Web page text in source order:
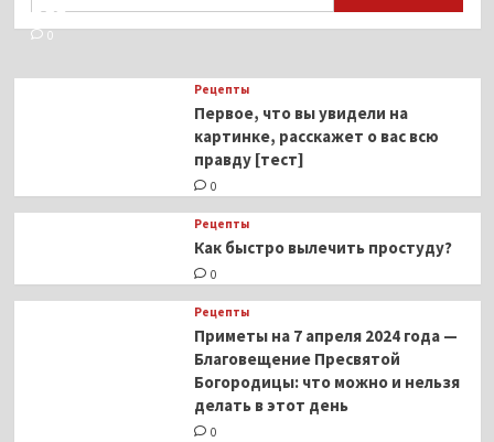
ВОЗ
0
Рецепты
Первое, что вы увидели на
картинке, расскажет о вас всю
правду [тест]
0
Рецепты
Как быстро вылечить простуду?
0
Рецепты
Приметы на 7 апреля 2024 года —
Благовещение Пресвятой
Богородицы: что можно и нельзя
делать в этот день
0